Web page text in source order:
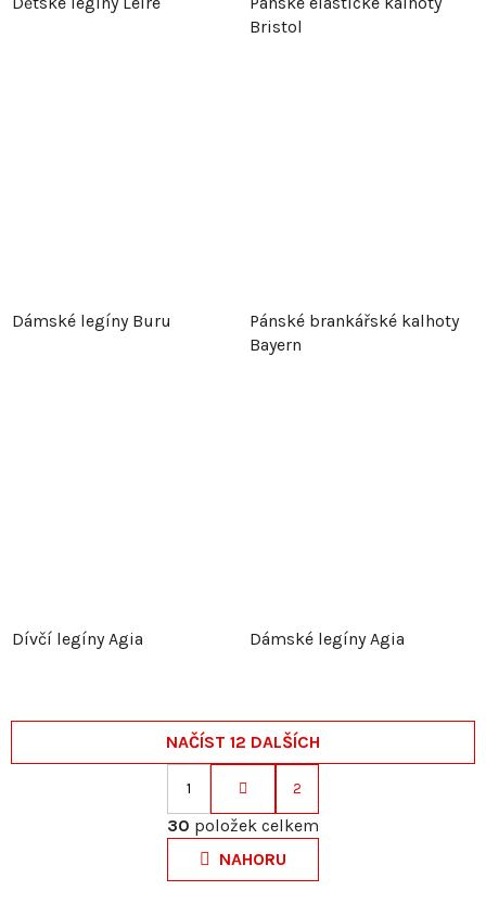
Bristol
Dámské legíny Buru
Pánské brankářské kalhoty
Bayern
Dívčí legíny Agia Dámské legíny Agia
O
v
l
á
NAČÍST 12 DALŠÍCH
S
t
r
á
1 2
30 položek celkem
NAHORU